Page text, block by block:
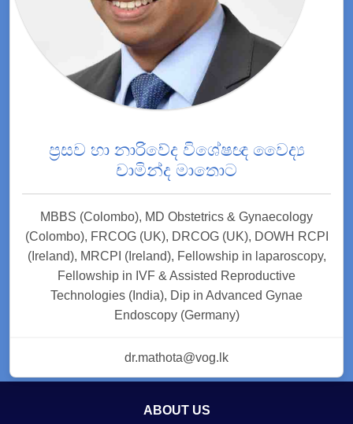
ප්‍රසව හා නාරිවේද විශේෂඥ වෛද්‍ය
චාමින්ද මාතොට
MBBS (Colombo), MD Obstetrics & Gynaecology
(Colombo), FRCOG (UK), DRCOG (UK), DOWH RCPI
(Ireland), MRCPI (Ireland), Fellowship in laparoscopy,
Fellowship in IVF & Assisted Reproductive
Technologies (India), Dip in Advanced Gynae
Endoscopy (Germany)
dr.mathota@vog.lk
ABOUT US